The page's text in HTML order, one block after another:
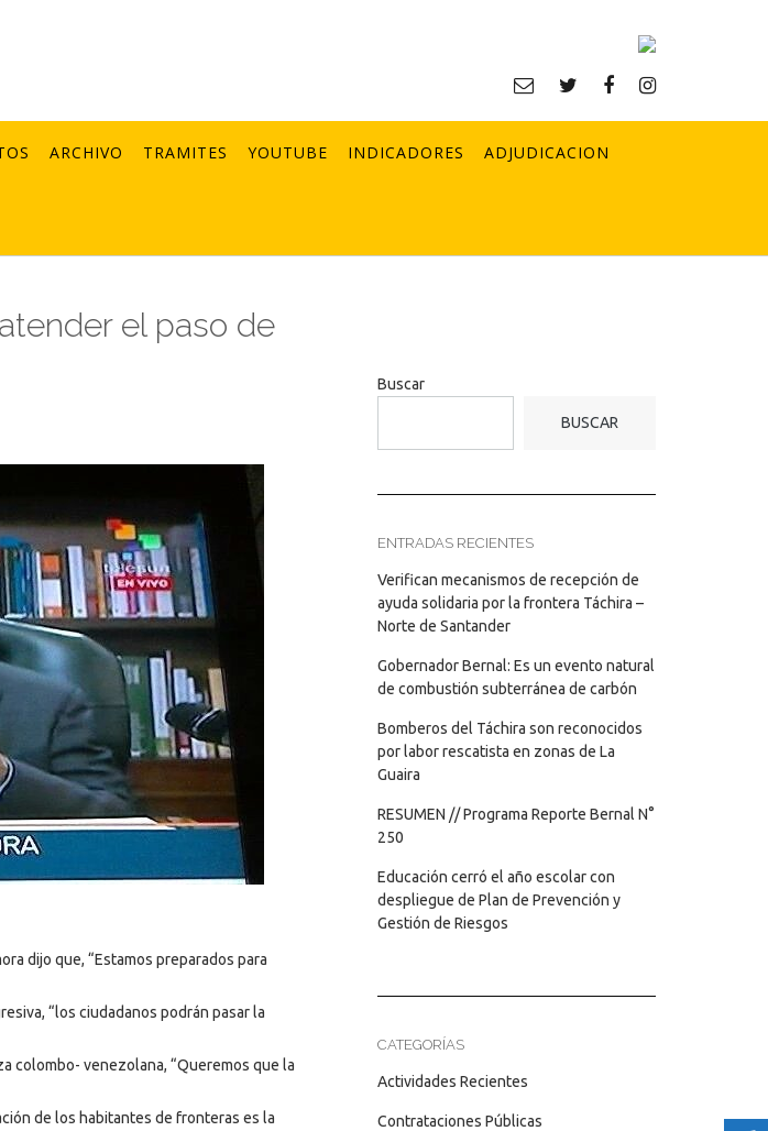
ARCHIVO TRAMITES YOUTUBE INDICADORES ADJUDICACION
el paso de
dijo que, “Estamos preparados para
“los ciudadanos podrán pasar la
colombo- venezolana, “Queremos que la
de los habitantes de fronteras es la
Buscar
BUSCAR
ENTRADAS RECIENTES
Verifican mecanismos de recepción de
ayuda solidaria por la frontera Táchira –
Norte de Santander
Gobernador Bernal: Es un evento natural
de combustión subterránea de carbón
Bomberos del Táchira son reconocidos
por labor rescatista en zonas de La
Guaira
RESUMEN // Programa Reporte Bernal N°
250
Educación cerró el año escolar con
despliegue de Plan de Prevención y
Gestión de Riesgos
CATEGORÍAS
Actividades Recientes
Contrataciones Públicas